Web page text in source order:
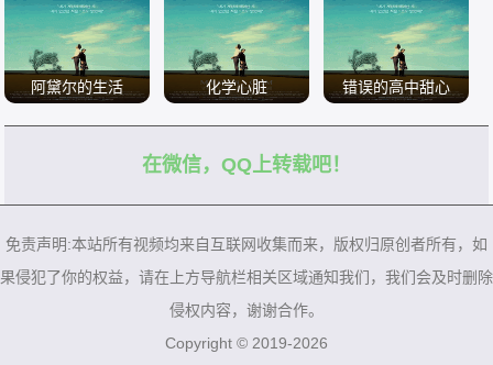
阿黛尔的生活 化学心脏 错误的高中甜心
在微信，QQ上转载吧！
免责声明:本站所有视频均来自互联网收集而来，版权归原创者所有，如
果侵犯了你的权益，请在上方导航栏相关区域通知我们，我们会及时删除
侵权内容，谢谢合作。
Copyright © 2019-2026